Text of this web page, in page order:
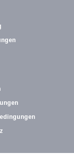
Gemeinde) für
ausgenommen